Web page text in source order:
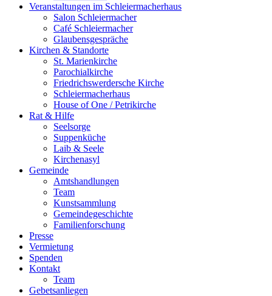
Veranstaltungen im Schleiermacherhaus
Salon Schleiermacher
Café Schleiermacher
Glaubensgespräche
Kirchen & Standorte
St. Marienkirche
Parochialkirche
Friedrichswerdersche Kirche
Schleiermacherhaus
House of One / Petrikirche
Rat & Hilfe
Seelsorge
Suppenküche
Laib & Seele
Kirchenasyl
Gemeinde
Amtshandlungen
Team
Kunstsammlung
Gemeindegeschichte
Familienforschung
Presse
Vermietung
Spenden
Kontakt
Team
Gebetsanliegen